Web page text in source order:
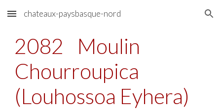
Skip to main content Skip to navigation
chateaux-paysbasque-nord
2082
Moulin
Chourroupica
(Louhossoa Eyhera)